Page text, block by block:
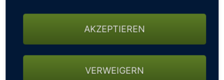
Erlernen Sie den schönsten Sport der Welt in der
Golfschule von PGA Golflehrer Bruce McAlister
AKZEPTIEREN
VERWEIGERN